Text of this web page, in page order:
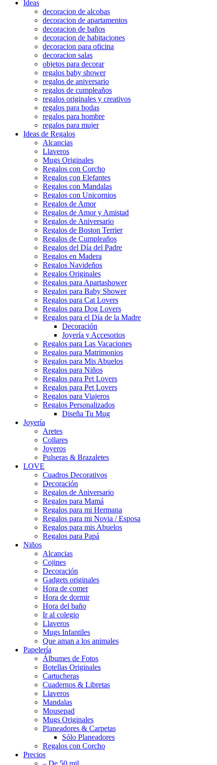
Ideas
decoracion de alcobas
decoracion de apartamentos
decoracion de baños
decoracion de habitaciones
decoracion para oficina
decoracion salas
objetos para decorar
regalos baby shower
regalos de aniversario
regalos de cumpleaños
regalos originales y creativos
regalos para bodas
regalos para hombre
regalos para mujer
Ideas de Regalos
Alcancias
Llaveros
Mugs Originales
Regalos con Corcho
Regalos con Elefantes
Regalos con Mandalas
Regalos con Unicornios
Regalos de Amor
Regalos de Amor y Amistad
Regalos de Aniversario
Regalos de Boston Terrier
Regalos de Cumpleaños
Regalos del Día del Padre
Regalos en Madera
Regalos Navideños
Regalos Originales
Regalos para Apartashower
Regalos para Baby Shower
Regalos para Cat Lovers
Regalos para Dog Lovers
Regalos para el Día de la Madre
Decoración
Joyería y Accesorios
Regalos para Las Vacaciones
Regalos para Matrimonios
Regalos para Mis Abuelos
Regalos para Niños
Regalos para Pet Lovers
Regalos para Pet Lovers
Regalos para Viajeros
Regalos Personalizados
Diseña Tu Mug
Joyería
Aretes
Collares
Joyeros
Pulseras & Brazaletes
LOVE
Cuadros Decorativos
Decoración
Regalos de Aniversario
Regalos para Mamá
Regalos para mi Hermana
Regalos para mi Novia / Esposa
Regalos para mis Abuelos
Regalos para Papá
Niños
Alcancias
Cojines
Decoración
Gadgets originales
Hora de comer
Hora de dormir
Hora del baño
Ir al colegio
Llaveros
Mugs Infantiles
Que aman a los animales
Papelería
Álbumes de Fotos
Botellas Originales
Cartucheras
Cuadernos & Libretas
Llaveros
Mandalas
Mousepad
Mugs Originales
Planeadores & Carpetas
Sólo Planeadores
Regalos con Corcho
Precios
– De 50 mil